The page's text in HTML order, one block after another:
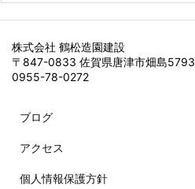
株式会社 鶴松造園建設
〒847-0833 佐賀県唐津市畑島5793
0955-78-0272
ブログ
アクセス
個人情報保護方針